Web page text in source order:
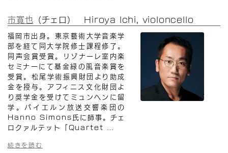
市寛也 （チェロ） Hiroya Ichi, violoncello
福岡市出身。東京藝術大学音楽学
部を経て同大学院修士課程修了。
同声会賞受賞。リゾナーレ室内楽
セミナーにて基金緑の風音楽賞を
受賞。松尾学術振興財団より助成
金を授与。アフィニス文化財団よ
り奨学金を受けてミュンヘンに留
学。バイエルン放送交響楽団の
Hanno Simons氏に師事。チェ
ロクァルテット「Quartet
続きを読む